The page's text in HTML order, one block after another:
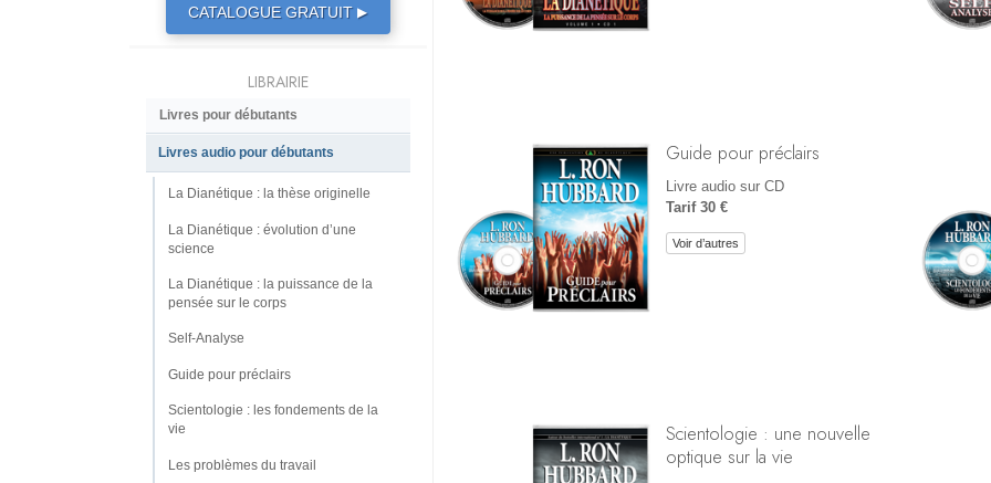
Guide pour préclairs
Livre audio sur CD
Tarif 30 €
Voir d’autres
Scientologie : une nouvelle
optique sur la vie
CATALOGUE GRATUIT▶
LIBRAIRIE
Livres pour débutants
Livres audio pour débutants
La Dianétique : la thèse originelle
La Dianétique : évolution d’une
science
La Dianétique : la puissance de la
pensée sur le corps
Self-Analyse
Guide pour préclairs
Scientologie : les fondements de la
vie
Les problèmes du travail